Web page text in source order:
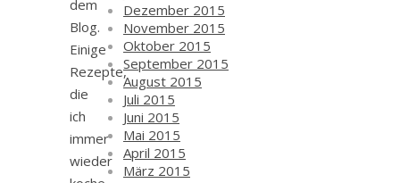
dem
Blog.
Einige
Rezepte,
die
ich
immer
wieder
Dezember 2015
November 2015
Oktober 2015
September 2015
August 2015
Juli 2015
Juni 2015
Mai 2015
April 2015
März 2015